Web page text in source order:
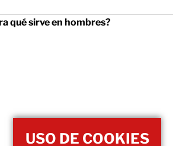
qué sirve en hombres?
USO DE COOKIES